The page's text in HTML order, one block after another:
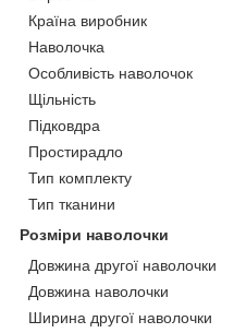
Країна виробник
Наволочка
Особливість наволочок
Щільність
Підковдра
Простирадло
Тип комплекту
Тип тканини
Розміри наволочки
Довжина другої наволочки
Довжина наволочки
Ширина другої наволочки